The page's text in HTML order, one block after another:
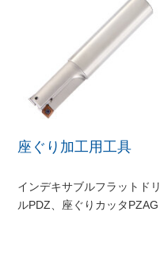
座ぐり加工用工具
インデキサブルフラットドリ
ルPDZ、座ぐりカッタPZAG